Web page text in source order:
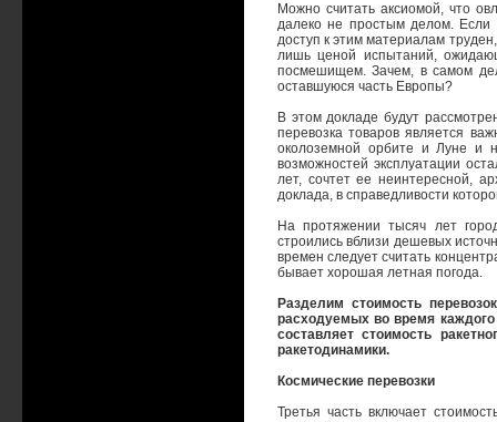
Можно считать аксиомой, что
далеко не простым делом. Если
доступ к этим материалам
лишь ценой испытаний,
посмешищем. Зачем, в самом
оставшуюся часть Европы?
В этом докладе будут
перевозка товаров является
околоземной орбите и Луне и
возможностей эксплуатации
лет, сочтет ее неинтересной,
доклада, в справедливости
На протяжении тысяч лет
строились вблизи дешевых
времен следует считать
бывает хорошая летная погода.
Разделим стоимость
расходуемых во время
составляет стоимость
ракетодинамики.
Космические перевозки
Третья часть включает